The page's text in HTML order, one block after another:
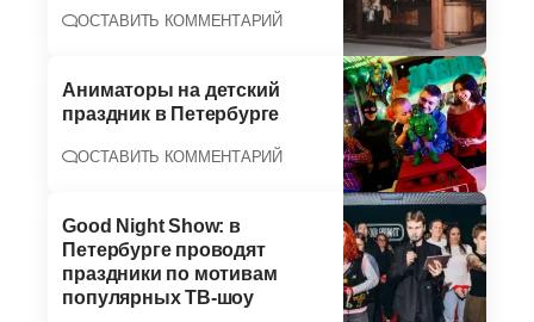
ОСТАВИТЬ КОММЕНТАРИЙ
Аниматоры на детский
праздник в Петербурге
ОСТАВИТЬ КОММЕНТАРИЙ
Good Night Show: в
Петербурге проводят
праздники по мотивам
популярных ТВ-шоу